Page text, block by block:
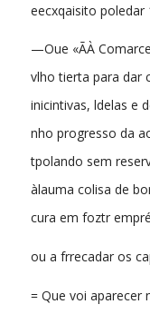
eecxqaisito poledar
—Oue «ÃÀ
vlho tierta para dar
inicintivas, ldelas e
nho progresso da
tpolando sem
àlauma colisa de
cura em foztr
ou a frrecadar os
= Que voi aparecer